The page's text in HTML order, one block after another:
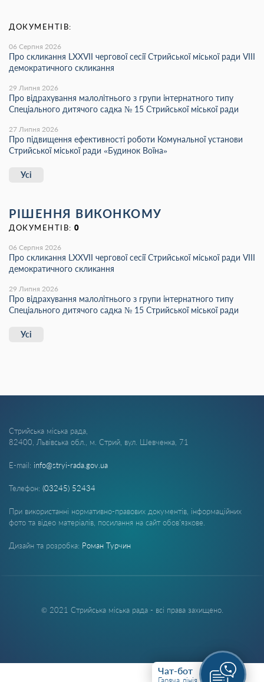
ДОКУМЕНТІВ:
06 Серпня 2026
Про скликання LХХVІІ чергової сесії Стрийської міської ради VIII
демократичного скликання
29 Липня 2026
Про відрахування малолітнього з групи інтернатного типу
Спеціального дитячого садка № 15 Стрийської міської ради
27 Липня 2026
Про підвищення ефективності роботи Комунальної установи
Стрийської міської ради «Будинок Воїна»
Усі
РІШЕННЯ ВИКОНКОМУ
ДОКУМЕНТІВ: 0
06 Серпня 2026
Про скликання LХХVІІ чергової сесії Стрийської міської ради VIII
демократичного скликання
29 Липня 2026
Про відрахування малолітнього з групи інтернатного типу
Спеціального дитячого садка № 15 Стрийської міської ради
Усі
Стрийська міська рада,
82400, Львівська обл., м. Стрий, вул. Шевченка, 71
E-mail: info@stryi-rada.gov.ua
Телефон: (03245) 52434
При використанні нормативно-правових документів, інформаційних
фото та відео матеріалів, посилання на сайт обов'язкове.
Дизайн та розробка: Роман Турчин
© 2021 Стрийська міська рада - всі права захищено.
Чат-бот